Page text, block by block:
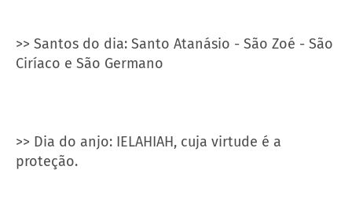
>> Santos do dia: Santo Atanásio - São Zoé - São
Ciríaco e São Germano
>> Dia do anjo: IELAHIAH, cuja virtude é a
proteção.